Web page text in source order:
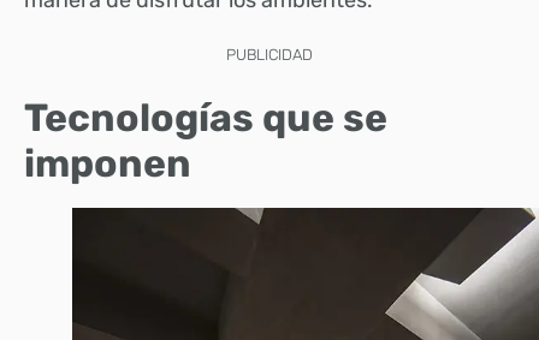
PUBLICIDAD
Tecnologías que se
imponen